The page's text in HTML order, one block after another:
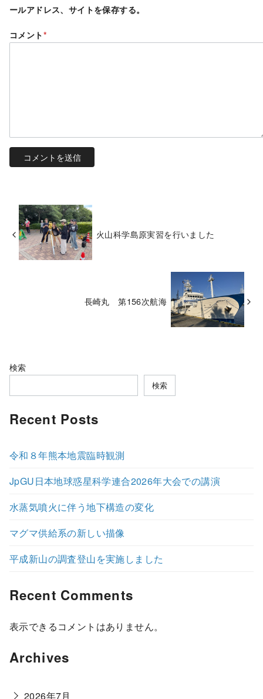
ールアドレス、サイトを保存する。
コメント*
火山科学島原実習を行いました
長崎丸 第156次航海
検索
検索
Recent Posts
令和８年熊本地震臨時観測
JpGU日本地球惑星科学連合2026年大会での講演
水蒸気噴火に伴う地下構造の変化
マグマ供給系の新しい描像
平成新山の調査登山を実施しました
Recent Comments
表示できるコメントはありません。
Archives
2026年7月